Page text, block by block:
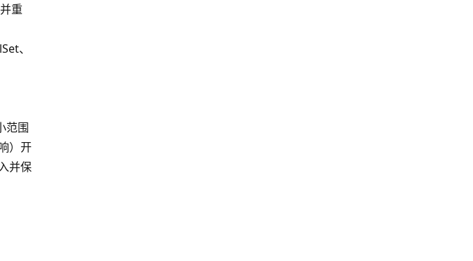
重
、
范围
）开
并保